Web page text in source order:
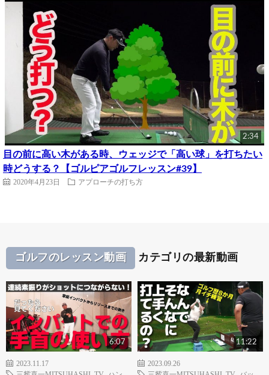
2:34
目の前に高い木がある時、ウェッジで「高い球」を打ちたい
時どうする？【ゴルピアゴルフレッスン#39】
2020年4月23日 アプローチの打ち方
ゴルフのレッスン動画 カテゴリの最新動画
6:07
2023.11.17
11:22
2023.09.26